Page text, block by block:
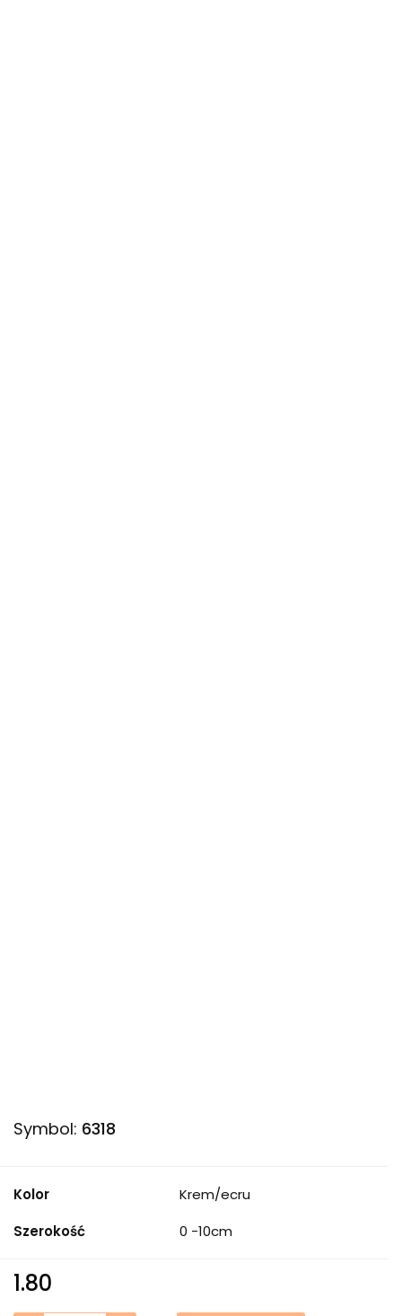
Symbol: 6318
Kolor
Krem/ecru
Szerokość
0 -10cm
1.80